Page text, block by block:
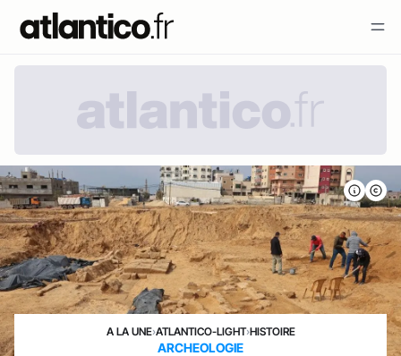
A LA UNE›ATLANTICO-LIGHT›HISTOIRE
ARCHEOLOGIE